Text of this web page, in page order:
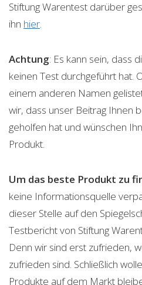
Stiftung Warentest darüber
ihn hier.
Achtung: Es kann sein, dass
keinen Test durchgeführt hat.
einem anderen Namen
wir, dass unser Beitrag Ihnen
geholfen hat und wünschen
Produkt.
Um das beste Produkt zu
keine Informationsquelle
dieser Stelle auf den
Testbericht von Stiftung
Denn wir sind erst zufrieden,
zufrieden sind. Schließlich
Produkte auf dem Markt